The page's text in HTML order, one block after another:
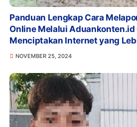
Panduan Lengkap Cara
Online Melalui
Menciptakan Internet yang
NOVEMBER 25, 2024